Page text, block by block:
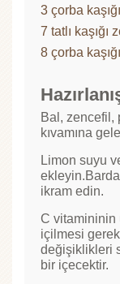
3 çorba
7 tatlı kaşığı
8 çorba
Bal, zencefil,
kıvamına
Limon suyu
ikram edin.
C vitamininin
içilmesi
değişiklikleri
bir içecektir.